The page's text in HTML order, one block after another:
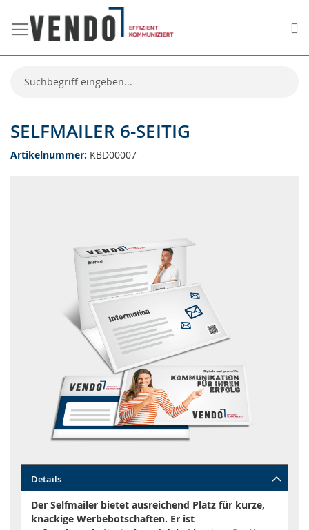
Suche
SELFMAILER 6-SEITIG
Artikelnummer KBD00007
Anfang
Bildgalerie
springen
Details
Der Selfmailer bietet ausreichend Platz für kurze,
knackige Werbebotschaften. Er ist